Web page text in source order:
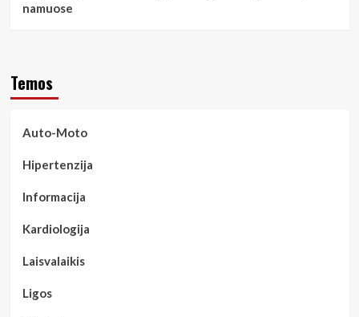
namuose
Temos
Auto-Moto
Hipertenzija
Informacija
Kardiologija
Laisvalaikis
Ligos